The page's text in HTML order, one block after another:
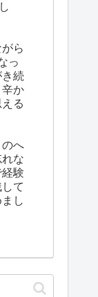
ら
っ
続
か
る
のへ
な
験
て
し